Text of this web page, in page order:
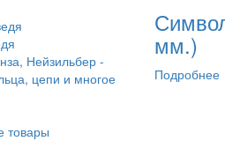
Нейзильбер -
цепи и многое
товары
мм.)
Подробнее